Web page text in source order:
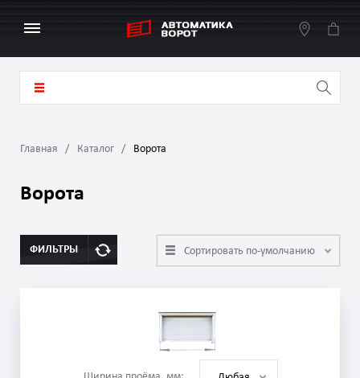
Главная Каталог Ворота
Ворота
ФИЛЬТРЫ Сортировать по-умолчанию